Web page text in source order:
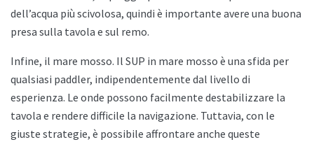
dell’acqua più scivolosa, quindi è importante avere una buona
presa sulla tavola e sul remo.
Infine, il mare mosso. Il SUP in mare mosso è una sfida per
qualsiasi paddler, indipendentemente dal livello di
esperienza. Le onde possono facilmente destabilizzare la
tavola e rendere difficile la navigazione. Tuttavia, con le
giuste strategie, è possibile affrontare anche queste